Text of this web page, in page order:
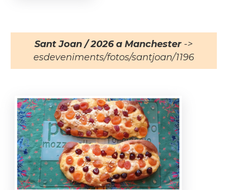
Sant Joan / 2026 a Manchester->
esdeveniments/fotos/santjoan/1196